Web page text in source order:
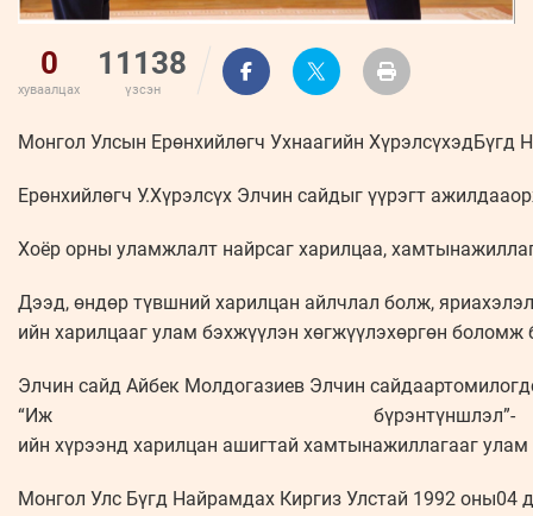
0
хуваалцах
11138
үзсэн
Монгол Улсын Ерөнхийлөгч Ухнаагийн
Ерөнхийлөгч У.Хүрэлсүх Элчин сайдыг үүрэгт
Хоёр орны уламжлалт найрсаг харилцаа,
Дээд, өндөр түвшний харилцан айлчлал болж,
ийн харилцааг улам бэхжүүлэн хөгжүүлэхөргөн боломж
Элчин сайд Айбек Молдогазиев Элчин
“Иж бүрэнтүншлэл”-
ийн хүрээнд харилцан ашигтай хамтынажиллагааг
Монгол Улс Бүгд Найрамдах Киргиз Улстай 1992 оны04